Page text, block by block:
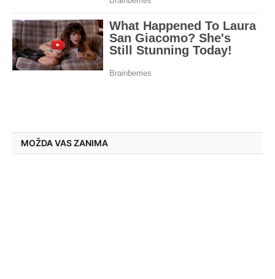
MOŽDA VAS ZANIMA